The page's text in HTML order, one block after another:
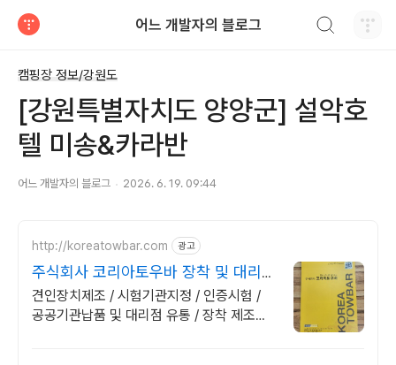
어느 개발자의 블로그
캠핑장 정보/강원도
[강원특별자치도 양양군] 설악호
텔 미송&카라반
어느 개발자의 블로그 2026. 6. 19. 09:44
http://koreatowbar.com 광고
주식회사 코리아토우바 장착 및 대리점
문의 환영
견인장치제조 / 시험기관지정 / 인증시험 /
공공기관납품 및 대리점 유통 / 장착 제조사